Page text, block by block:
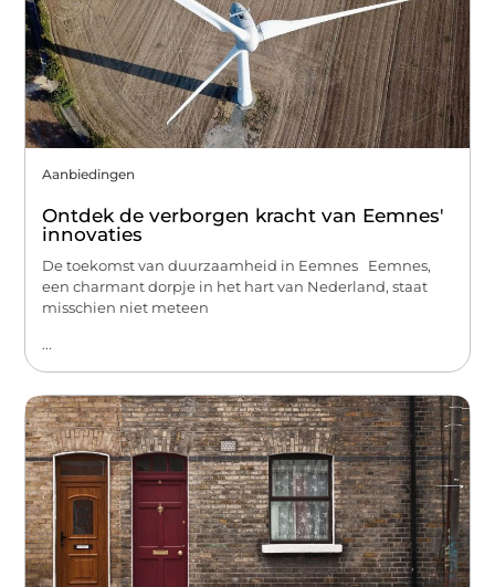
Aanbiedingen
Ontdek de verborgen kracht van Eemnes'
innovaties
De toekomst van duurzaamheid in Eemnes Eemnes,
een charmant dorpje in het hart van Nederland, staat
misschien niet meteen
...